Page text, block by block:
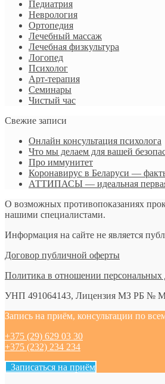
Педиатрия
Неврология
Ортопедия
Лечебный массаж
Лечебная физкультура
Логопед
Психолог
Арт-терапия
Семинары
Чистый час
Свежие записи
Онлайн консультация психолога
Что мы делаем для вашей
Про иммунитет
Коронавирус в Беларуси —
АТТИПАСЫ — идеальная
О возможных противопоказаниях
нашими специалистами.
Информация на сайте не является
Договор публичной оферты
Политика в отношении
УНП 491064143, Лицензия МЗ РБ №
Запись на приём, консультации по
+375 (29) 629 03 30
+375 (232) 234 234
Записаться на приём